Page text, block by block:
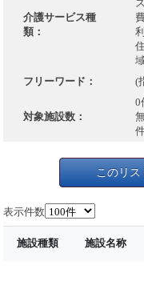
介護サービス種
類：
フリーワード：
(
対象施設数：
0
このリ
表示件数
施設種類 施設名称